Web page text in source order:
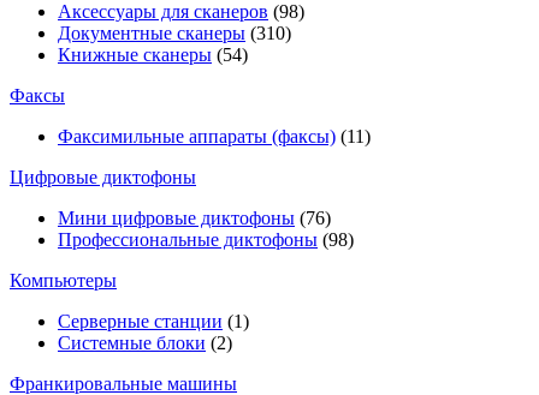
Аксессуары для сканеров (98)
Документные сканеры (310)
Книжные сканеры (54)
Факсы
Факсимильные аппараты (факсы) (11)
Цифровые диктофоны
Мини цифровые диктофоны (76)
Профессиональные диктофоны (98)
Компьютеры
Серверные станции (1)
Системные блоки (2)
Франкировальные машины